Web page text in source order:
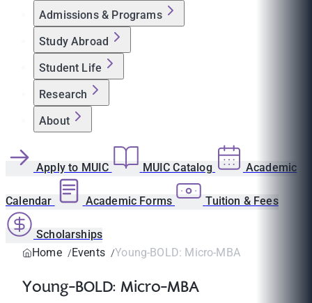
Admissions & Programs
Study Abroad
Student Life
Research
About
Apply to MUIC MUIC Catalog Academic
Calendar Academic Forms Tuition & Fees
Scholarships
Home
Events Young-BOLD: Micro-MBA
Young-BOLD: Micro-MBA